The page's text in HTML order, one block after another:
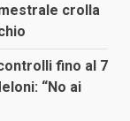
crolla
fino al 7
“No ai